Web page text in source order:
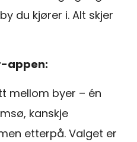
du kjører i. Alt skjer
appen:
mellom byer – én
kanskje
etterpå. Valget er